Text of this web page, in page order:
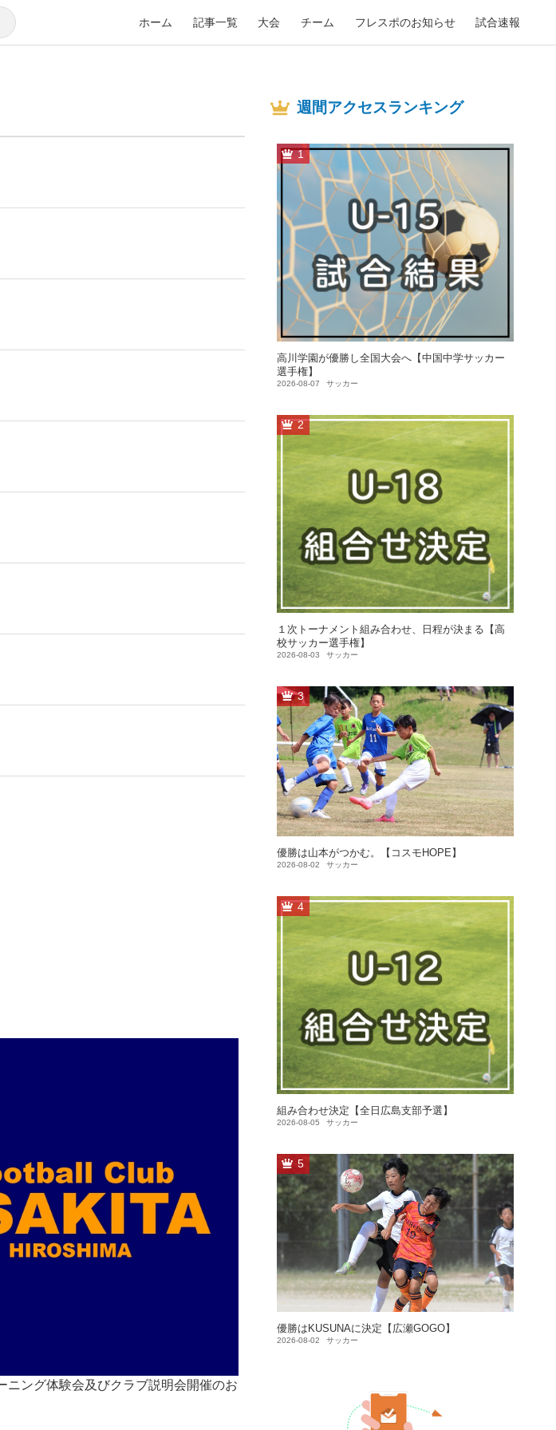
ホーム 記事一覧 大会 チーム フレスポのお知らせ 試合速報
ング体験会及びクラブ説明会開催のお
週間アクセスランキング
1
高川学園が優勝し全国大会へ【中国中学サッカー
選手権】
2026-08-07 サッカー
2
１次トーナメント組み合わせ、日程が決まる【高
校サッカー選手権】
2026-08-03 サッカー
3
優勝は山本がつかむ。【コスモHOPE】
2026-08-02 サッカー
4
組み合わせ決定【全日広島支部予選】
2026-08-05 サッカー
5
優勝はKUSUNAに決定【広瀬GOGO】
2026-08-02 サッカー